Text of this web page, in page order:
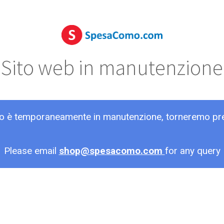
Sito web in manutenzione
è temporaneamente in manutenzione, torneremo
Please email shop@spesacomo.com for any query